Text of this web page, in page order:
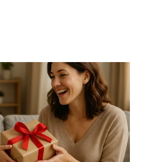
Cucina e Ricette
Consigli di Cucina